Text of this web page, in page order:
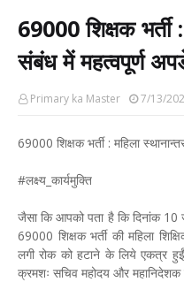
69000 शिक्षक भर्ती
संबंध में महत्वपूर्ण
Primary ka Master 7/13/
69000 शिक्षक भर्ती : महिला
#लक्ष्य_कार्यमुक्ति
जैसा कि आपको पता है कि दिनांक
69000 शिक्षक भर्ती की महिला
लगी रोक को हटाने के लिये एकत्र
क्रमशः सचिव महोदय और महानिदेशक